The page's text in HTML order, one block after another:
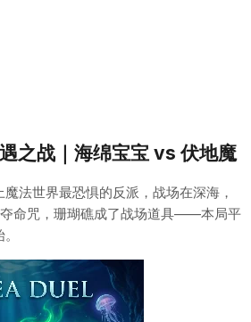
之战｜海绵宝宝 vs 伏地魔
法世界最恐惧的反派，战场在深海，
命咒，珊瑚礁成了战场道具——本局平